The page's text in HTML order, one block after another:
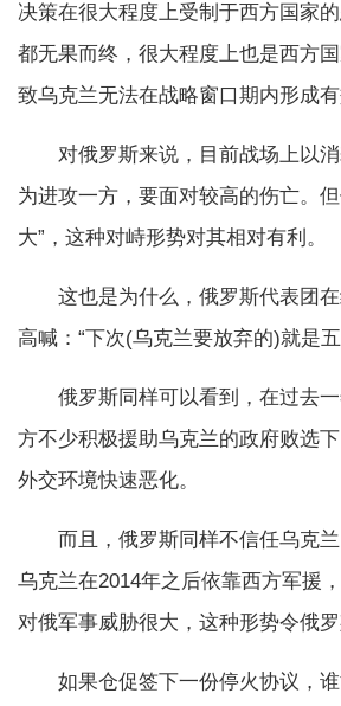
决策在很大程度上受制于西方国家
都无果而终，很大程度上也是西方
致乌克兰无法在战略窗口期内形成有
对俄罗斯来说，目前战场上以消
为进攻一方，要面对较高的伤亡。
大”，这种对峙形势对其相对有利。
这也是为什么，俄罗斯代表团在
高喊：“下次(乌克兰要放弃的)就是
俄罗斯同样可以看到，在过去一
方不少积极援助乌克兰的政府败选
外交环境快速恶化。
而且，俄罗斯同样不信任乌克兰
乌克兰在2014年之后依靠西方军援
对俄军事威胁很大，这种形势令俄罗
如果仓促签下一份停火协议，谁